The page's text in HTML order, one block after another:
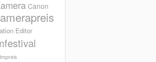
Canon
Editor